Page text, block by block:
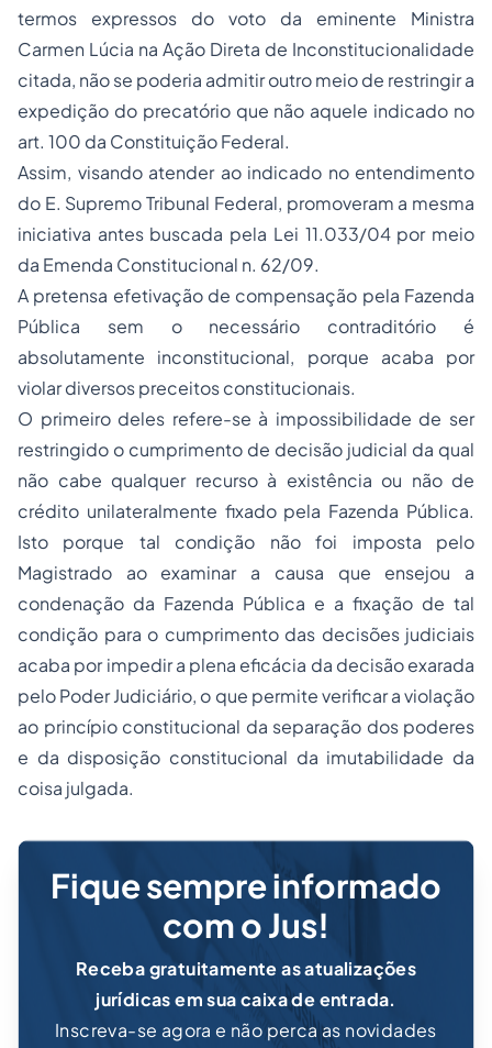
termos expressos do voto da eminente Ministra
Carmen Lúcia na Ação Direta de Inconstitucionalidade
citada, não se poderia admitir outro meio de restringir a
expedição do precatório que não aquele indicado no
art. 100 da Constituição Federal.
Assim, visando atender ao indicado no entendimento
do E. Supremo Tribunal Federal, promoveram a mesma
iniciativa antes buscada pela Lei 11.033/04 por meio
da Emenda Constitucional n. 62/09.
A pretensa efetivação de compensação pela Fazenda
Pública sem o necessário contraditório é
absolutamente inconstitucional, porque acaba por
violar diversos preceitos constitucionais.
O primeiro deles refere-se à impossibilidade de ser
restringido o cumprimento de decisão judicial da qual
não cabe qualquer recurso à existência ou não de
crédito unilateralmente fixado pela Fazenda Pública.
Isto porque tal condição não foi imposta pelo
Magistrado ao examinar a causa que ensejou a
condenação da Fazenda Pública e a fixação de tal
condição para o cumprimento das decisões judiciais
acaba por impedir a plena eficácia da decisão exarada
pelo Poder Judiciário, o que permite verificar a violação
ao princípio constitucional da separação dos poderes
e da disposição constitucional da imutabilidade da
coisa julgada.
Fique sempre informado
com o Jus!
Receba gratuitamente as atualizações
jurídicas em sua caixa de entrada.
Inscreva-se agora e não perca as novidades